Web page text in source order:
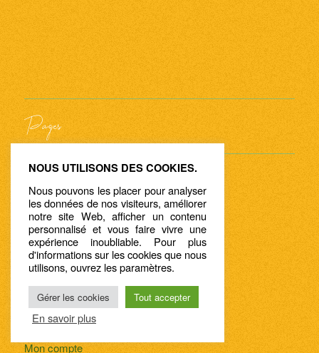
Pages
Accueil
Blog
Boutique
Conditions générales de vente
Contact
Dernières offres
Ferries
L’agence
Location de voiture
Mon compte
NOUS UTILISONS DES COOKIES.
Nous pouvons les placer pour analyser
les données de nos visiteurs, améliorer
notre site Web, afficher un contenu
personnalisé et vous faire vivre une
expérience inoubliable. Pour plus
d'informations sur les cookies que nous
utilisons, ouvrez les paramètres.
Gérer les cookies Tout accepter
En savoir plus